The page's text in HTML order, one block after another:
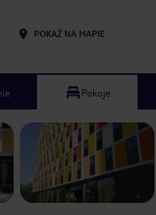
POKAŻ NA MAPIE
Pokoje
Miałam